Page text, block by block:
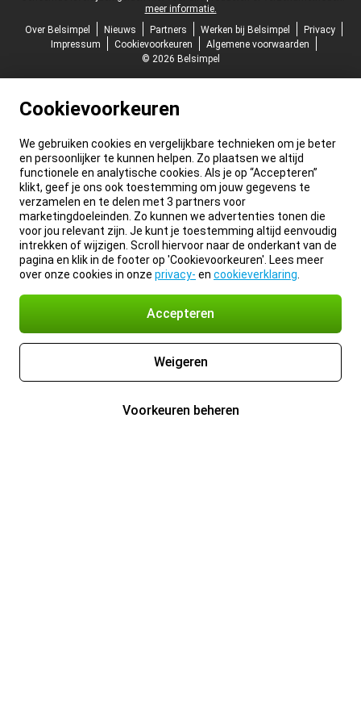
meer informatie.
Over Belsimpel
Nieuws Partners Werken bij Belsimpel
Privacy
Impressum
Cookievoorkeuren
Algemene voorwaarden
© 2026 Belsimpel
Cookievoorkeuren
We gebruiken cookies en vergelijkbare technieken om je beter
en persoonlijker te kunnen helpen. Zo plaatsen we altijd
functionele en analytische cookies. Als je op “Accepteren”
klikt, geef je ons ook toestemming om jouw gegevens te
verzamelen en te delen met 3 partners voor
marketingdoeleinden. Zo kunnen we advertenties tonen die
voor jou relevant zijn. Je kunt je toestemming altijd eenvoudig
intrekken of wijzigen. Scroll hiervoor naar de onderkant van de
pagina en klik in de footer op 'Cookievoorkeuren'. Lees meer
over onze cookies in onze privacy- en cookieverklaring
Accepteren
Weigeren
Voorkeuren beheren